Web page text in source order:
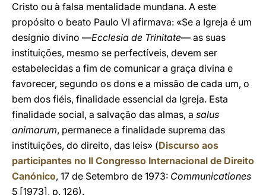
Cristo ou à falsa mentalidade mundana. A este
propósito o beato Paulo VI afirmava: «Se a Igreja é um
desígnio divino —Ecclesia de Trinitate— as suas
instituições, mesmo se perfectíveis, devem ser
estabelecidas a fim de comunicar a graça divina e
favorecer, segundo os dons e a missão de cada um, o
bem dos fiéis, finalidade essencial da Igreja. Esta
finalidade social, a salvação das almas, a salus
animarum, permanece a finalidade suprema das
instituições, do direito, das leis» (Discurso aos
participantes no II Congresso Internacional de Direito
Canónico, 17 de Setembro de 1973: Communicationes
5 [1973], p. 126).